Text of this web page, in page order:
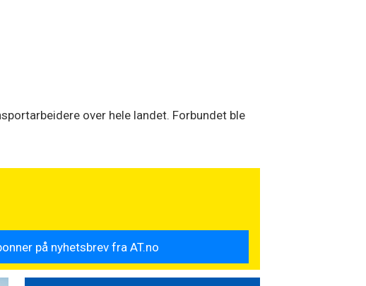
over hele landet. Forbundet ble